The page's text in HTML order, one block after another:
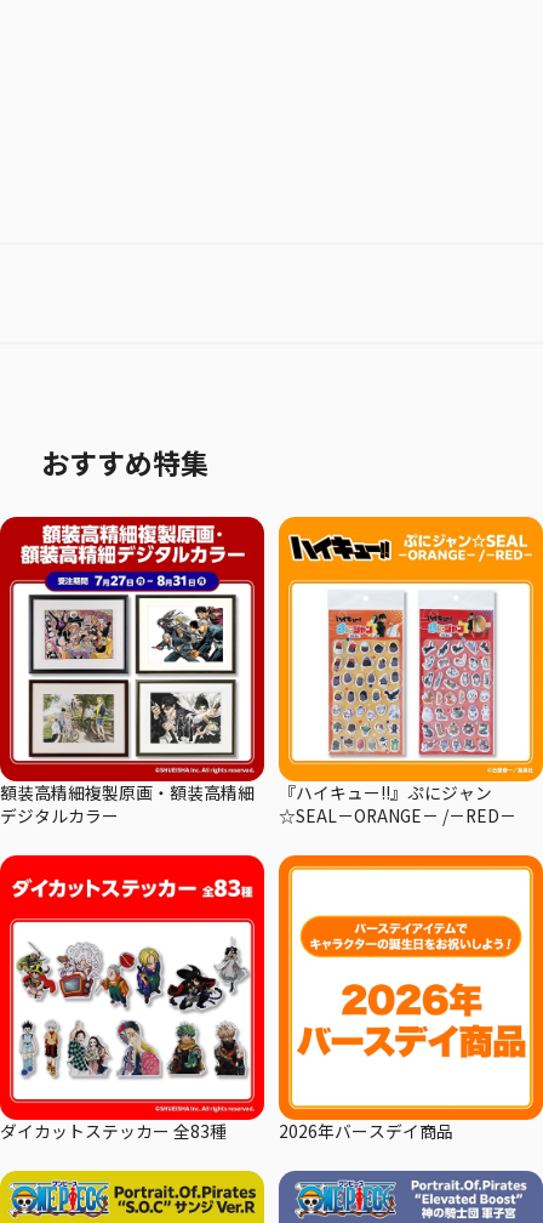
おすすめ特集
額装高精細複製原画・額装高精細
デジタルカラー
『ハイキュー!!』ぷにジャン
☆SEAL－ORANGE－ /－RED－
ダイカットステッカー 全83種 2026年バースデイ商品